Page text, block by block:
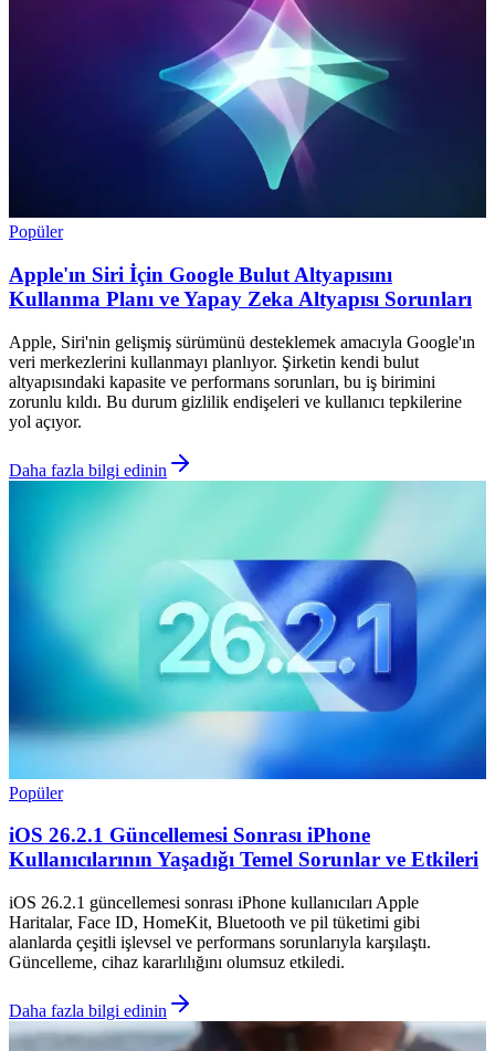
Popüler
Apple'ın Siri İçin Google Bulut Altyapısını
Kullanma Planı ve Yapay Zeka Altyapısı Sorunları
Apple, Siri'nin gelişmiş sürümünü desteklemek amacıyla Google'ın
veri merkezlerini kullanmayı planlıyor. Şirketin kendi bulut
altyapısındaki kapasite ve performans sorunları, bu iş birimini
zorunlu kıldı. Bu durum gizlilik endişeleri ve kullanıcı tepkilerine
yol açıyor.
Daha fazla bilgi edinin
Popüler
iOS 26.2.1 Güncellemesi Sonrası iPhone
Kullanıcılarının Yaşadığı Temel Sorunlar ve Etkileri
iOS 26.2.1 güncellemesi sonrası iPhone kullanıcıları Apple
Haritalar, Face ID, HomeKit, Bluetooth ve pil tüketimi gibi
alanlarda çeşitli işlevsel ve performans sorunlarıyla karşılaştı.
Güncelleme, cihaz kararlılığını olumsuz etkiledi.
Daha fazla bilgi edinin